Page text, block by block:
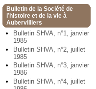
Bulletin de la Société de
l’histoire et de la vie à
Aubervilliers
Bulletin SHVA, n°1, janvier
1985
Bulletin SHVA, n°2, juillet
1985
Bulletin SHVA, n°3, janvier
1986
Bulletin SHVA, n°4, juillet